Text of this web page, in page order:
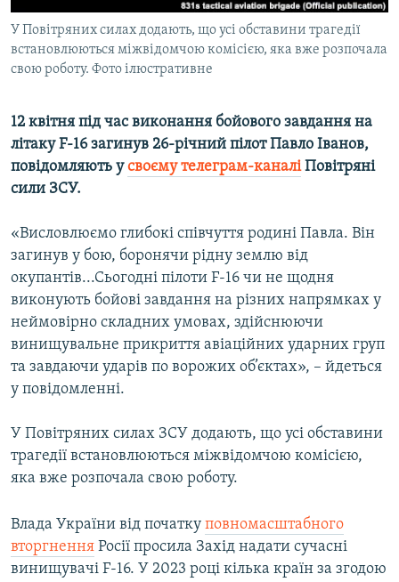
У Повітряних силах додають, що усі обставини трагедії
встановлюються міжвідомчою комісією, яка вже розпочала
свою роботу. Фото ілюстративне
12 квітня під час виконання бойового завдання на
літаку F-16 загинув 26-річний пілот Павло Іванов,
повідомляють усвоєму телеграм-каналіПовітряні
сили ЗСУ.
«Висловлюємо глибокі співчуття родині Павла. Він
загинув у бою, боронячи рідну землю від
окупантів...Сьогодні пілоти F-16 чи не щодня
виконують бойові завдання на різних напрямках у
неймовірно складних умовах, здійснюючи
винищувальне прикриття авіаційних ударних груп
та завдаючи ударів по ворожих об’єктах», – йдеться
у повідомленні.
У Повітряних силах ЗСУ додають, що усі обставини
трагедії встановлюються міжвідомчою комісією,
яка вже розпочала свою роботу.
Влада України від початку повномасштабного
вторгнення Росії просила Захід надати сучасні
винищувачі F-16. У 2023 році кілька країн за згодою